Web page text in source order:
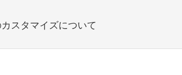
スタマイズについて